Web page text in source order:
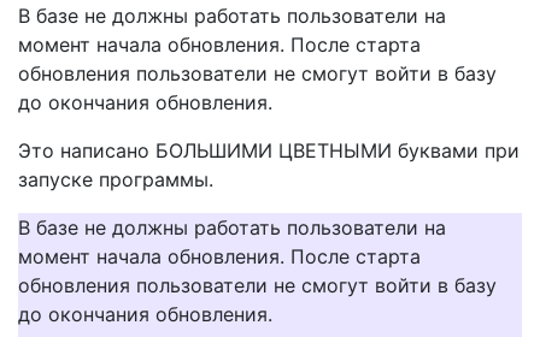
В базе не должны работать пользователи на
момент начала обновления. После старта
обновления пользователи не смогут войти в базу
до окончания обновления.
Это написано БОЛЬШИМИ ЦВЕТНЫМИ буквами при
запуске программы.
В базе не должны работать пользователи на
момент начала обновления. После старта
обновления пользователи не смогут войти в базу
до окончания обновления.